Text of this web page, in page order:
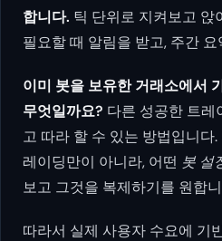
합니다. 틱 단위로 지켜보고 앉
필요할 때 알림을 받고, 주간
이미 봇을 보유한 거래소에서
무엇일까요? 다른 성공한 트레
고 따라 할 수 있는 방법입니다
레이딩만이 아니라, 어떤 봇 설
보고 그것을 복제하기를 원합
따라서 실제 사용자 수요에 기